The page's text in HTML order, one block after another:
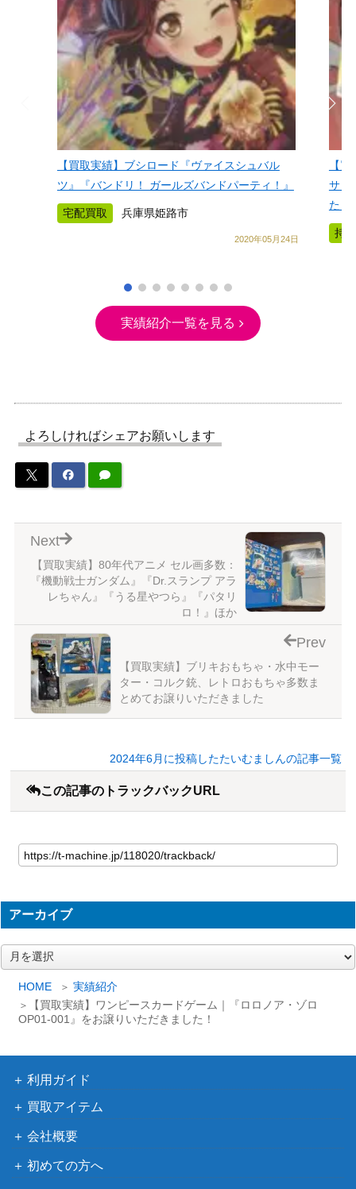
HOME
実績紹介
【買取実績】ワンピースカードゲーム｜『ロロノア・ゾロ
OP01-001』をお譲りいただきました！
【買取実績】ブシロード『ヴァイスシュバル
ツ』『バンドリ！ ガールズバンドパーティ！』
宅配買取 兵庫県姫路市
2020年05月24日
【
サリ
た！
持
実績紹介一覧を見る
よろしければシェアお願いします
【買取実績】80年代アニメ セル画多数：
『機動戦士ガンダム』『Dr.スランプ アラ
レちゃん』『うる星やつら』『パタリ
ロ！』ほか
Next
【買取実績】ブリキおもちゃ・水中モー
ター・コルク銃、レトロおもちゃ多数ま
とめてお譲りいただきました
Prev
2024年6月に投稿したたいむましんの記事一覧
この記事のトラックバックURL
アーカイブ
ー
利用ガイド
買取アイテム
会社概要
初めての方へ